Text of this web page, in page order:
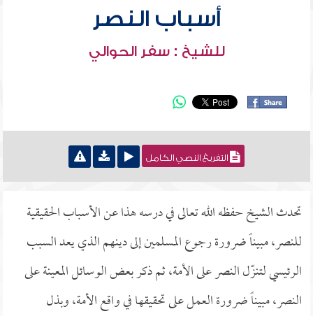
أسباب النصر
للشيخ : سفر الحوالي
التفريغ النصي الكامل
تحدث الشيخ حفظه الله تعالى في درسه هذا عن الأسباب الحقيقية
للنصر، مبيناً ضرورة رجوع المسلمين إلى دينهم الذي يعد السبب
الرئيسي لتنزّل النصر على الأمة، ثم ذكر بعض الوسائل المعينة على
النصر، مبيناً ضرورة العمل على تحقيقها في واقع الأمة، وبذل